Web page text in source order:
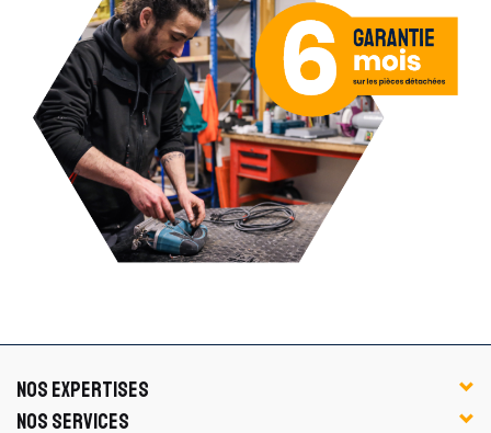
NOS EXPERTISES
NOS SERVICES